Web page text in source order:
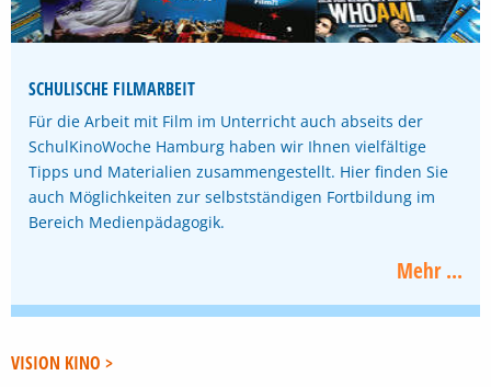
SCHULISCHE FILMARBEIT
Für die Arbeit mit Film im Unterricht auch abseits der
SchulKinoWoche Hamburg haben wir Ihnen vielfältige
Tipps und Materialien zusammengestellt. Hier finden Sie
auch Möglichkeiten zur selbstständigen Fortbildung im
Bereich Medienpädagogik.
Mehr ...
VISION KINO >